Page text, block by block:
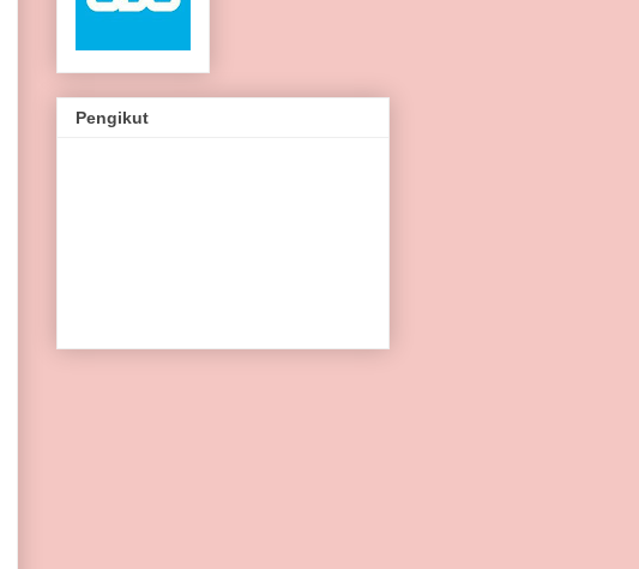
Pengikut